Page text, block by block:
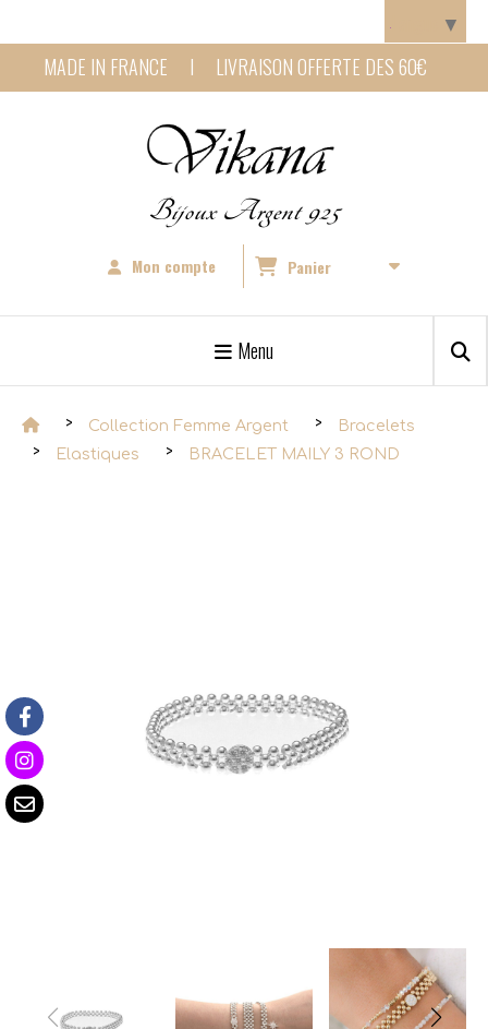
MADE IN FRANCE I LIVRAISON OFFERTE DES 60€
Bijoux Argent 925
Mon compte Panier
Menu
Collection Femme Argent
Bracelets
Elastiques
BRACELET MAILY 3 ROND
▼